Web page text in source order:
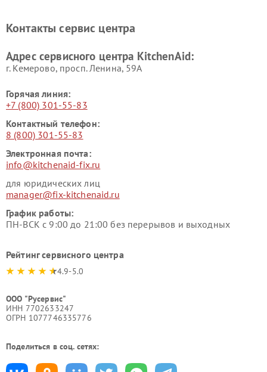
Контакты сервис центра
Адрес сервисного центра KitchenAid:
г. Кемерово, просп. Ленина, 59А
Горячая линия:
+7 (800) 301-55-83
Контактный телефон:
8 (800) 301-55-83
Электронная почта:
info@kitchenaid-fix.ru
для юридических лиц
manager@fix-kitchenaid.ru
График работы:
ПН-ВСК с 9:00 до 21:00 без перерывов и выходных
Рейтинг сервисного центра
4.9-5.0
ООО "Русервис"
ИНН 7702633247
ОГРН 1077746335776
Поделиться в соц. сетях: